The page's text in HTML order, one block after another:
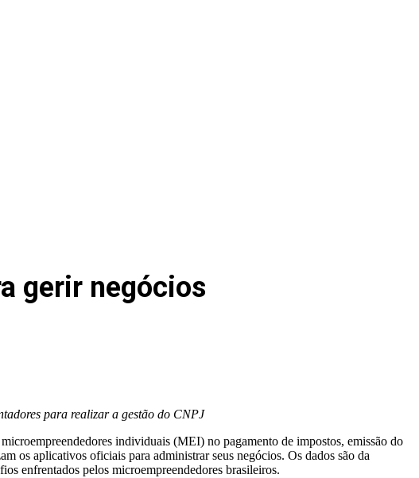
gerir negócios
para realizar a gestão do CNPJ
individuais (MEI) no pagamento de impostos, emissão do
os aplicativos oficiais para administrar seus negócios. Os dados são da
enfrentados pelos microempreendedores brasileiros.